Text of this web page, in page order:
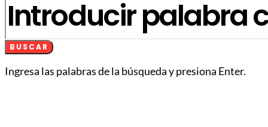
BUSCAR
Ingresa las palabras de la búsqueda y presiona Enter.